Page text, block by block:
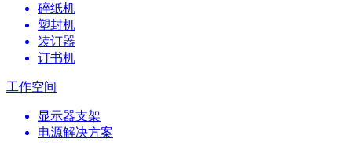
碎纸机
塑封机
装订器
订书机
工作空间
显示器支架
电源解决方案